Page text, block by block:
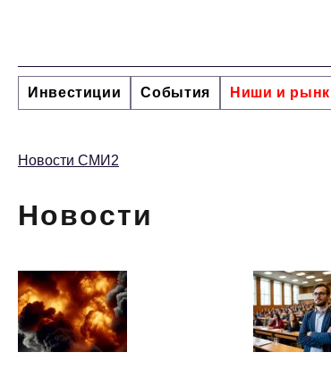
Инвестиции События Ниши и
Новости СМИ2
Новости